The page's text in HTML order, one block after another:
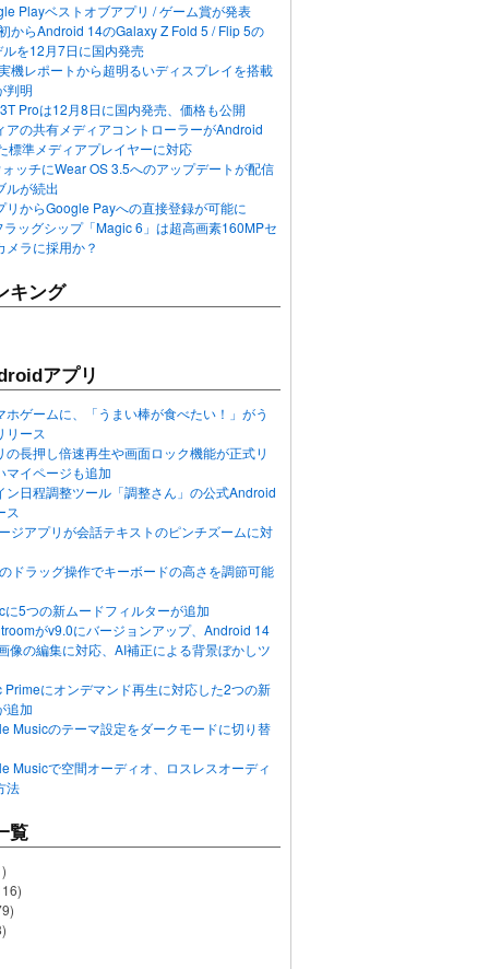
Playベストオブアプリ / ゲーム賞が発表
からAndroid 14のGalaxy Z Fold 5 / Flip 5の
を12月7日に国内発売
機レポートから超明るいディスプレイを搭載
判明
Proは12月8日に国内発売、価格も公開
アの共有メディアコントローラーがAndroid
標準メディアプレイヤーに対応
ッチにWear OS 3.5へのアップデートが配信
ルが続出
リからGoogle Payへの直接登録が可能に
ッグシップ「Magic 6」は超高画素160MPセ
メラに採用か？
キング
アプリ
ホゲームに、「うまい棒が食べたい！」がう
リース
の長押し倍速再生や画面ロック機能が正式リ
マイページも追加
ン日程調整ツール「調整さん」の公式Android
ス
ジアプリが会話テキストのピンチズームに対
ドラッグ操作でキーボードの高さを調節可能
に5つの新ムードフィルターが追加
がv9.0にバージョンアップ、Android 14
像の編集に対応、AI補正による背景ぼかしツ
Primeにオンデマンド再生に対応した2つの新
追加
Musicのテーマ設定をダークモードに切り替
Musicで空間オーディオ、ロスレスオーディ
法
覧